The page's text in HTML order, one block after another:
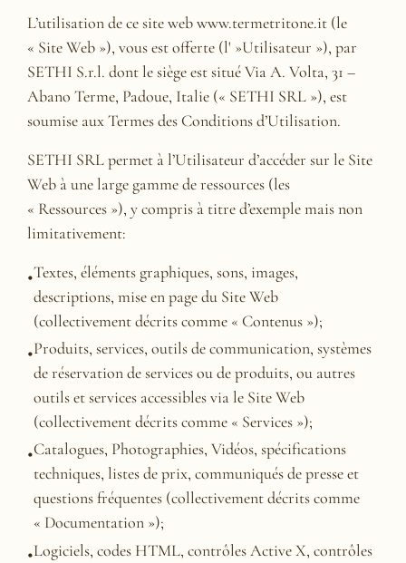
L’utilisation de ce site web www.termetritone.it (le
« Site Web »), vous est offerte (l' »Utilisateur »), par
SETHI S.r.l. dont le siège est situé Via A. Volta, 31 –
Abano Terme, Padoue, Italie (« SETHI SRL »), est
soumise aux Termes des Conditions d’Utilisation.
SETHI SRL permet à l’Utilisateur d’accéder sur le Site
Web à une large gamme de ressources (les
« Ressources »), y compris à titre d’exemple mais non
limitativement:
Textes, éléments graphiques, sons, images,
descriptions, mise en page du Site Web
(collectivement décrits comme « Contenus »);
Produits, services, outils de communication, systèmes
de réservation de services ou de produits, ou autres
outils et services accessibles via le Site Web
(collectivement décrits comme « Services »);
Catalogues, Photographies, Vidéos, spécifications
techniques, listes de prix, communiqués de presse et
questions fréquentes (collectivement décrits comme
« Documentation »);
Logiciels, codes HTML, contrôles Active X, contrôles